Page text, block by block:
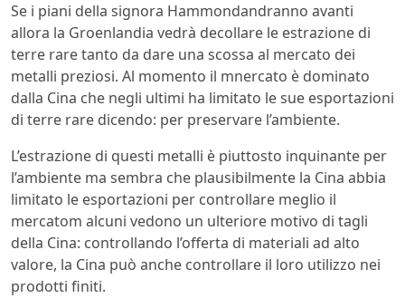
Se i piani della signora Hammondandranno avanti
allora la Groenlandia vedrà decollare le estrazione di
terre rare tanto da dare una scossa al mercato dei
metalli preziosi. Al momento il mnercato è dominato
dalla Cina che negli ultimi ha limitato le sue esportazioni
di terre rare dicendo: per preservare l’ambiente.
L’estrazione di questi metalli è piuttosto inquinante per
l’ambiente ma sembra che plausibilmente la Cina abbia
limitato le esportazioni per controllare meglio il
mercatom alcuni vedono un ulteriore motivo di tagli
della Cina: controllando l’offerta di materiali ad alto
valore, la Cina può anche controllare il loro utilizzo nei
prodotti finiti.